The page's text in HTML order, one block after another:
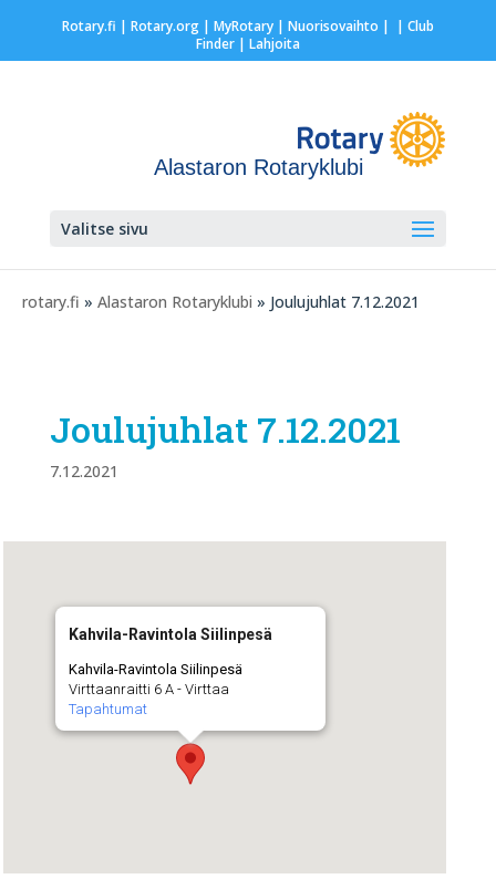
Rotary.fi | Rotary.org| MyRotary | Nuorisovaihto | | Club
Finder| Lahjoita
Alastaron Rotaryklubi
Valitse sivu
rotary.fi » Alastaron Rotaryklubi » Joulujuhlat 7.12.2021
Joulujuhlat 7.12.2021
7.12.2021
Kahvila-Ravintola Siilinpesä
Kahvila-Ravintola Siilinpesä
Virttaanraitti 6 A - Virttaa
Tapahtumat